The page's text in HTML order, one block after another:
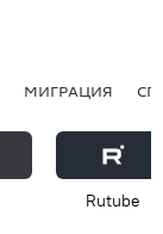
МИГРАЦИЯ
Rutube